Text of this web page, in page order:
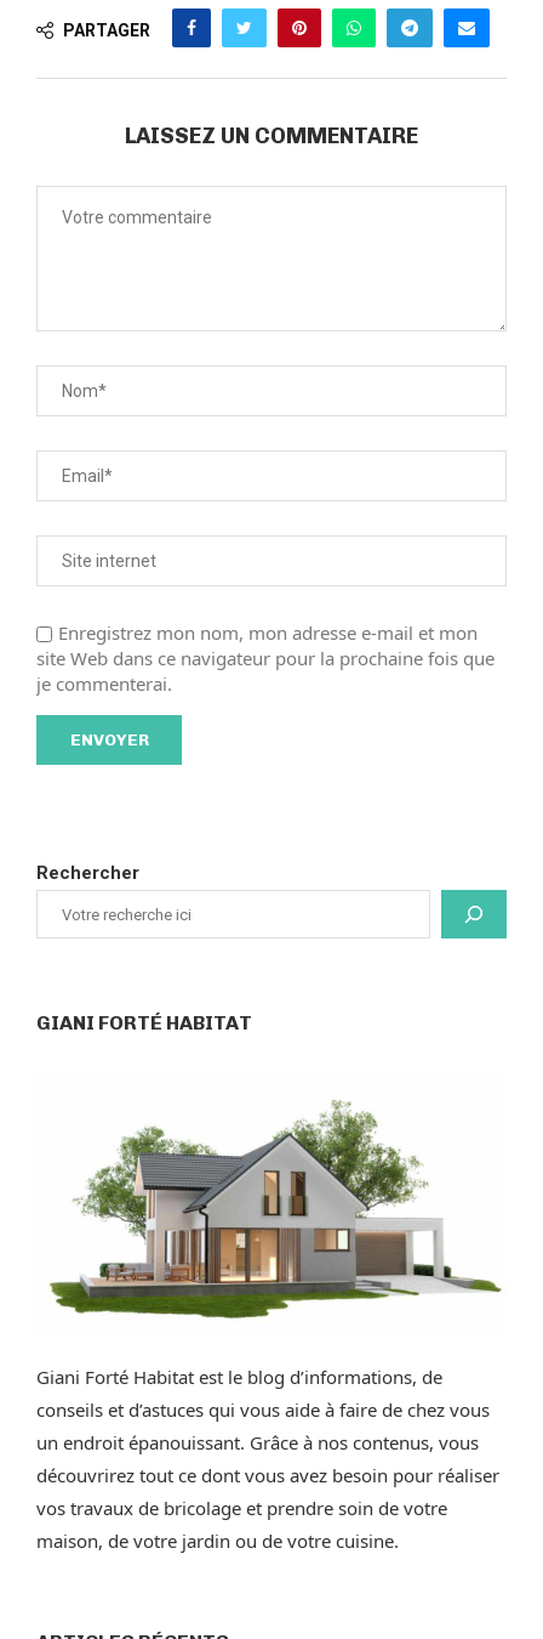
PARTAGER
LAISSEZ UN COMMENTAIRE
Enregistrez mon nom, mon adresse e-mail et mon
site Web dans ce navigateur pour la prochaine fois que
je commenterai.
Rechercher
GIANI FORTÉ HABITAT
Giani Forté Habitat est le blog d’informations, de
conseils et d’astuces qui vous aide à faire de chez vous
un endroit épanouissant. Grâce à nos contenus, vous
découvrirez tout ce dont vous avez besoin pour réaliser
vos travaux de bricolage et prendre soin de votre
maison, de votre jardin ou de votre cuisine.